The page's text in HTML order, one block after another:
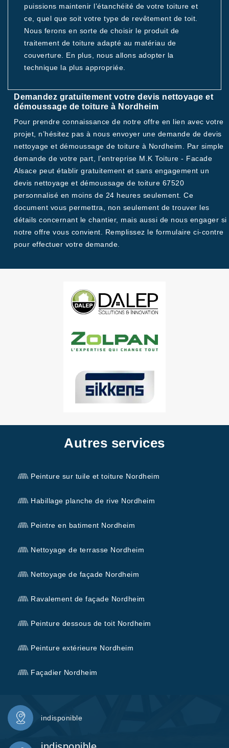
puissions maintenir l’étanchéité de votre toiture et
ce, quel que soit votre type de revêtement de toit.
Nous ferons en sorte de choisir le produit de
traitement de toiture adapté au matériau de
couverture. En plus, nous allons adopter la
technique la plus appropriée.
Demandez gratuitement votre devis nettoyage et
démoussage de toiture à Nordheim
Pour prendre connaissance de notre offre en lien avec votre
projet, n’hésitez pas à nous envoyer une demande de devis
nettoyage et démoussage de toiture à Nordheim. Par simple
demande de votre part, l’entreprise M.K Toiture - Facade
Alsace peut établir gratuitement et sans engagement un
devis nettoyage et démoussage de toiture 67520
personnalisé en moins de 24 heures seulement. Ce
document vous permettra, non seulement de trouver les
détails concernant le chantier, mais aussi de nous engager si
notre offre vous convient. Remplissez le formulaire ci-contre
pour effectuer votre demande.
Autres services
Peinture sur tuile et toiture Nordheim
Habillage planche de rive Nordheim
Peintre en batiment Nordheim
Nettoyage de terrasse Nordheim
Nettoyage de façade Nordheim
Ravalement de façade Nordheim
Peinture dessous de toit Nordheim
Peinture extérieure Nordheim
Façadier Nordheim
indisponible